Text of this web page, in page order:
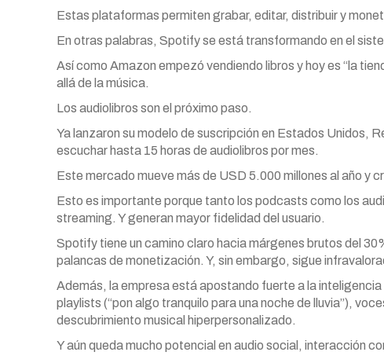
Estas plataformas permiten grabar, editar, distribuir y
En otras palabras, Spotify se está transformando en el
Así como Amazon empezó vendiendo libros y hoy es “la
allá de la música.
Los audiolibros son el próximo paso.
Ya lanzaron su modelo de suscripción en Estados Unidos,
escuchar hasta 15 horas de audiolibros por mes.
Este mercado mueve más de USD 5.000 millones al año y
Esto es importante porque tanto los podcasts como los
streaming. Y generan mayor fidelidad del usuario.
Spotify tiene un camino claro hacia márgenes brutos del
palancas de monetización. Y, sin embargo, sigue
Además, la empresa está apostando fuerte a la
playlists (“pon algo tranquilo para una noche de lluvia”),
descubrimiento musical hiperpersonalizado.
Y aún queda mucho potencial en audio social, interacción